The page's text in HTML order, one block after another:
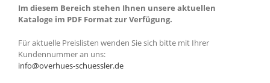
Im diesem Bereich stehen Ihnen unsere aktuellen
Kataloge im PDF Format zur Verfügung.
Für aktuelle Preislisten wenden Sie sich bitte mit Ihrer
Kundennummer an uns:
info@overhues-schuessler.de